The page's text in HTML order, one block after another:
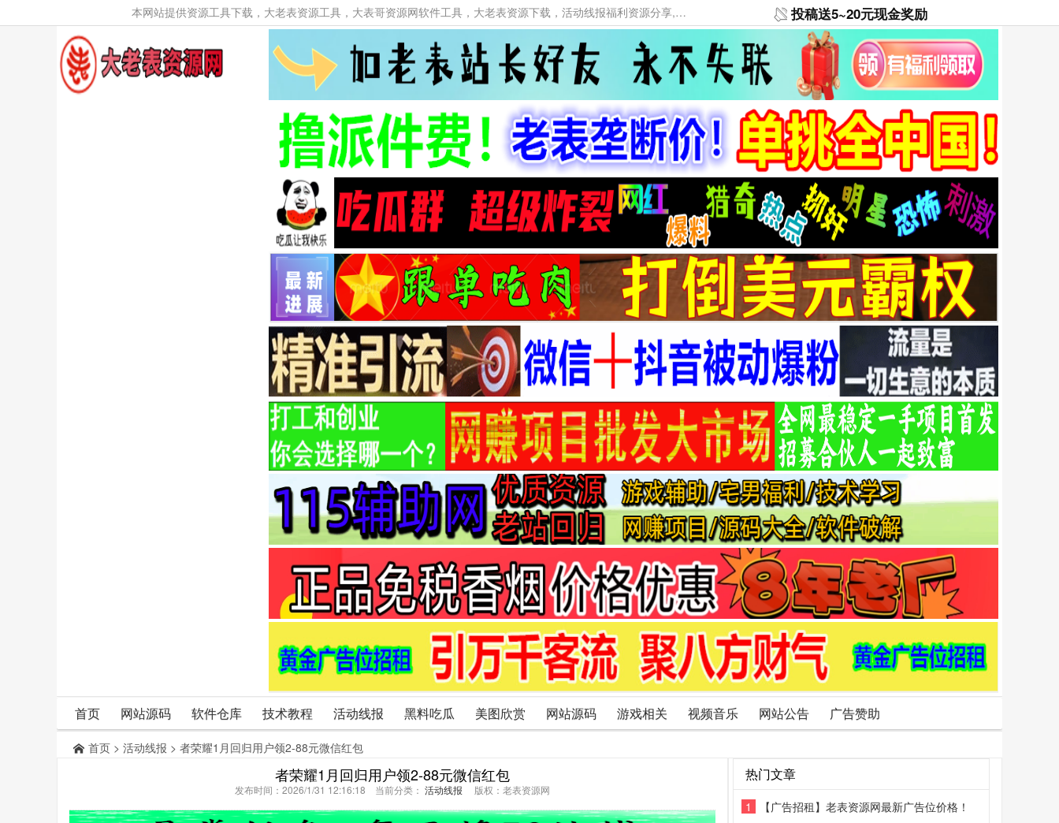
本网站提供资源工具下载，大老表资源工具，大表哥资源网软件工具，大老表资源下载，活动线报福利资源分享,活动线报，大型网游经典游戏，网络热门技术游戏辅助交流与分享。 投稿送5~20元现金奖励
首页 网站源码 软件仓库 技术教程 活动线报 黑料吃瓜 美图欣赏 网站源码 游戏相关 视频音乐 网站公告 广告赞助
首页 > 活动线报 > 者荣耀1月回归用户领2-88元微信红包
者荣耀1月回归用户领2-88元微信红包
发布时间：2026/1/31 12:16:18 当前分类： 活动线报 版权：老表资源网
热门文章
1
【广告招租】老表资源网最新广告位价格！